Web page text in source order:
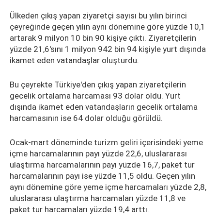
Ülkeden çıkış yapan ziyaretçi sayısı bu yılın birinci
çeyreğinde geçen yılın aynı dönemine göre yüzde 10,1
artarak 9 milyon 10 bin 90 kişiye çıktı. Ziyaretçilerin
yüzde 21,6'sını 1 milyon 942 bin 94 kişiyle yurt dışında
ikamet eden vatandaşlar oluşturdu.
Bu çeyrekte Türkiye'den çıkış yapan ziyaretçilerin
gecelik ortalama harcaması 93 dolar oldu. Yurt
dışında ikamet eden vatandaşların gecelik ortalama
harcamasının ise 64 dolar olduğu görüldü.
Ocak-mart döneminde turizm geliri içerisindeki yeme
içme harcamalarının payı yüzde 22,6, uluslararası
ulaştırma harcamalarının payı yüzde 16,7, paket tur
harcamalarının payı ise yüzde 11,5 oldu. Geçen yılın
aynı dönemine göre yeme içme harcamaları yüzde 2,8,
uluslararası ulaştırma harcamaları yüzde 11,8 ve
paket tur harcamaları yüzde 19,4 arttı.